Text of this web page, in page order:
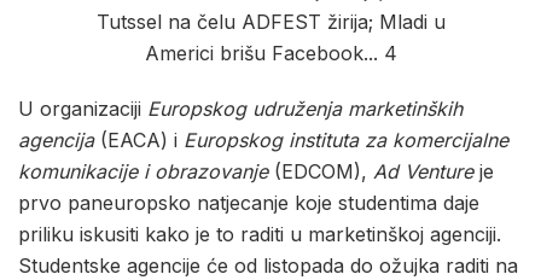
U organizaciji Europskog udruženja marketinških
agencija(EACA) i Europskog instituta za komercijalne
komunikacije i obrazovanje(EDCOM), Ad Ventureje
prvo paneuropsko natjecanje koje studentima daje
priliku iskusiti kako je to raditi u marketinškoj agenciji.
Studentske agencije će od listopada do ožujka raditi na